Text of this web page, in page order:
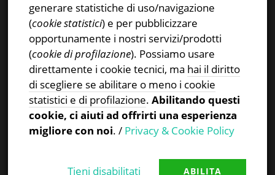
CERCA NEL SITO
Ricerca
generare statistiche di uso/navigazione
(cookie statistici) e per pubblicizzare
opportunamente i nostri servizi/prodotti
(cookie di profilazione). Possiamo usare
direttamente i cookie tecnici, ma hai il diritto
di scegliere se abilitare o meno i cookie
statistici e di profilazione.Abilitando questi
cookie, ci aiuti ad offrirti una esperienza
migliore con noi. / Privacy & Cookie Policy
ABILITA
Tieni disabilitati